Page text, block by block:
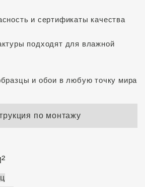
и сертификаты качества
подходят для влажной
и обои в любую точку мира
по монтажу